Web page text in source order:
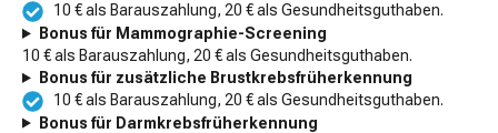
10 € als Barauszahlung, 20 € als Gesundheitsguthaben.
Bonus für Mammographie-Screening
10 € als Barauszahlung, 20 € als Gesundheitsguthaben.
Bonus für zusätzliche Brustkrebsfrüherkennung
10 € als Barauszahlung, 20 € als Gesundheitsguthaben.
Bonus für Darmkrebsfrüherkennung